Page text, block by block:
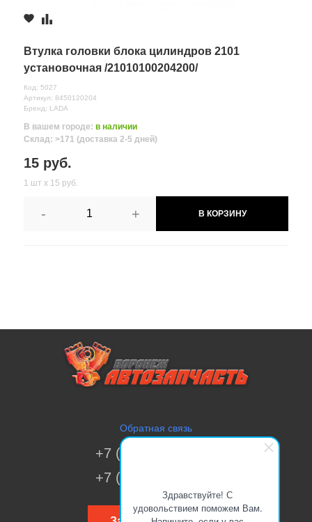
Здравствуйте! С
удовольствием поможем Вам.
Втулка головки блока цилиндров 2101
установочная /21010100204200/
Код: 5027
Артикул: 8450120204
Бренд: LADA
В вашем городе: в наличии
Склад: >171 (доставка 2-5 дней)
15 руб.
1 шт х 15 руб.
- + В КОРЗИНУ
Обратная связь
+7 (473) 269-41-51
+7 (473) 200-70-00